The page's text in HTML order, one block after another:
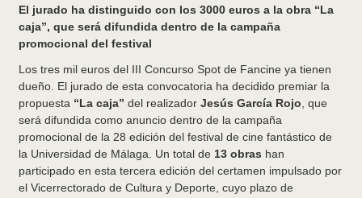
El jurado ha distinguido con los 3000 euros a la obra “La
caja”, que será difundida dentro de la campaña
promocional del festival
Los tres mil euros del III Concurso Spot de Fancine ya tienen
dueño. El jurado de esta convocatoria ha decidido premiar la
propuesta “La caja” del realizador Jesús García Rojo , que
será difundida como anuncio dentro de la campaña
promocional de la 28 edición del festival de cine fantástico de
la Universidad de Málaga. Un total de 13 obras han
participado en esta tercera edición del certamen impulsado por
el Vicerrectorado de Cultura y Deporte, cuyo plazo de